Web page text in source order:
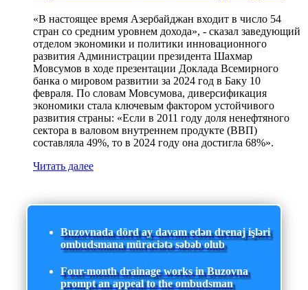
«В настоящее время Азербайджан входит в число 54
стран со средним уровнем дохода», - сказал заведующий
отделом экономики и политики инновационного
развития Администрации президента Шахмар
Мовсумов в ходе презентации Доклада Всемирного
банка о мировом развитии за 2024 год в Баку 10
февраля. По словам Мовсумова, диверсификация
экономики стала ключевым фактором устойчивого
развития страны: «Если в 2011 году доля ненефтяного
сектора в валовом внутреннем продукте (ВВП)
составляла 49%, то в 2024 году она достигла 68%».
Читать далее
Buzovnada dörd ay davam edən drenaj işləri
ombudsmana müraciətə səbəb olub
Four-month drainage works in Buzovna
prompt an appeal to the ombudsman